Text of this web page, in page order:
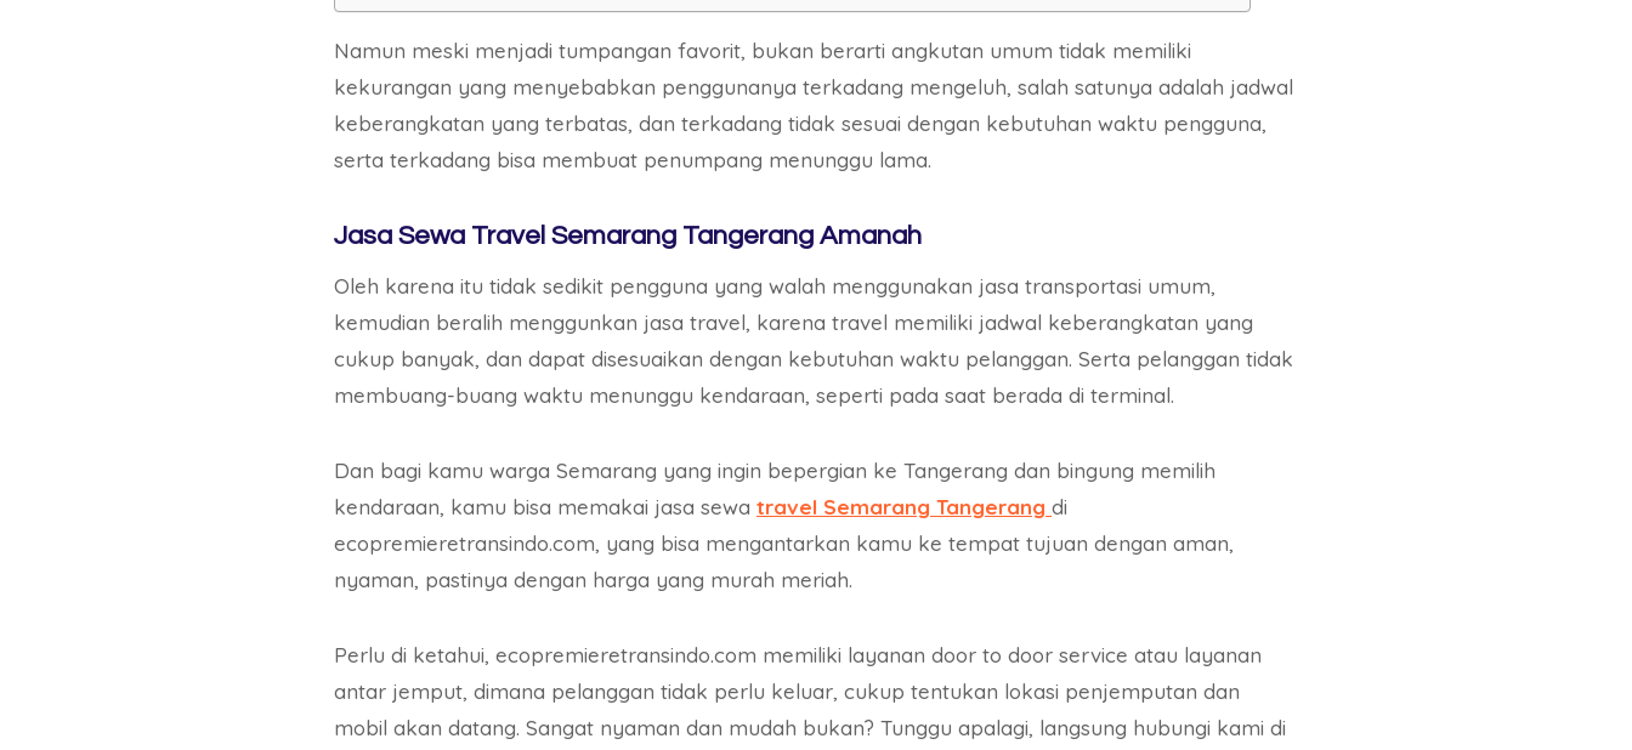
Namun meski menjadi tumpangan favorit, bukan berarti angkutan umum tidak memiliki
kekurangan yang menyebabkan penggunanya terkadang mengeluh, salah satunya adalah jadwal
keberangkatan yang terbatas, dan terkadang tidak sesuai dengan kebutuhan waktu pengguna,
serta terkadang bisa membuat penumpang menunggu lama.
Jasa Sewa Travel Semarang Tangerang Amanah
Oleh karena itu tidak sedikit pengguna yang walah menggunakan jasa transportasi umum,
kemudian beralih menggunkan jasa travel, karena travel memiliki jadwal keberangkatan yang
cukup banyak, dan dapat disesuaikan dengan kebutuhan waktu pelanggan. Serta pelanggan tidak
membuang-buang waktu menunggu kendaraan, seperti pada saat berada di terminal.
Dan bagi kamu warga Semarang yang ingin bepergian ke Tangerang dan bingung memilih
kendaraan, kamu bisa memakai jasa sewa travel Semarang Tangerang di
ecopremieretransindo.com, yang bisa mengantarkan kamu ke tempat tujuan dengan aman,
nyaman, pastinya dengan harga yang murah meriah.
Perlu di ketahui, ecopremieretransindo.com memiliki layanan door to door service atau layanan
antar jemput, dimana pelanggan tidak perlu keluar, cukup tentukan lokasi penjemputan dan
mobil akan datang. Sangat nyaman dan mudah bukan? Tunggu apalagi, langsung hubungi kami di